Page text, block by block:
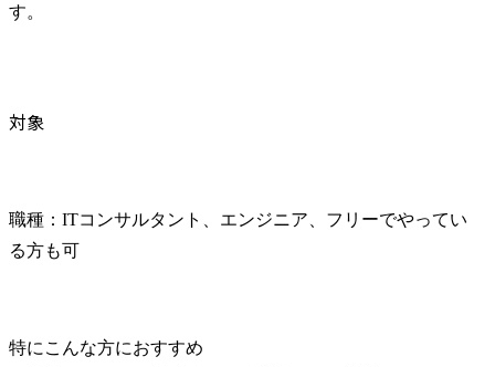
す。
対象
職種：ITコンサルタント、エンジニア、フリーでやってい
る方も可
特にこんな方におすすめ